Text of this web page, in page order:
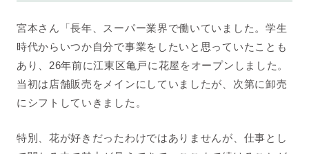
宮本さん「長年、スーパー業界で働いていました。学生
時代からいつか自分で事業をしたいと思っていたことも
あり、26年前に江東区亀戸に花屋をオープンしました。
当初は店舗販売をメインにしていましたが、次第に卸売
にシフトしていきました。
特別、花が好きだったわけではありませんが、仕事とし